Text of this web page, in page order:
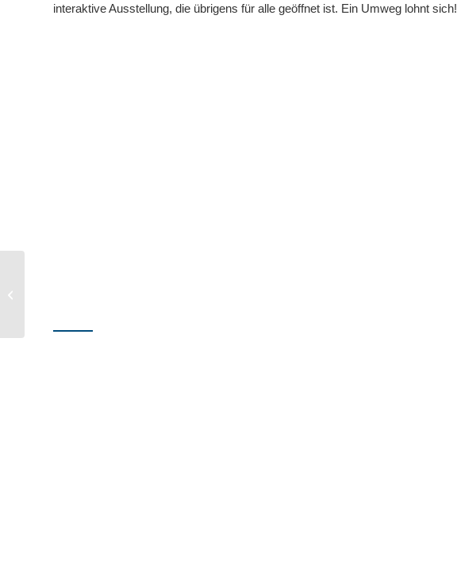
interaktive Ausstellung, die übrigens für alle geöffnet ist. Ein Umweg lohnt sich!